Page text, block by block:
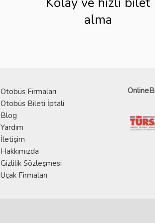
alma
Otobüs Firmaları
Otobüs Bileti İptali
Blog
Yardım
İletişim
Hakkımızda
Gizlilik Sözleşmesi
Uçak Firmaları